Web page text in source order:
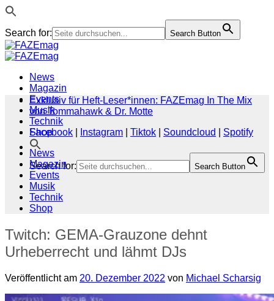
Search for: Search Button
Zum
Inhalt
News
Magazin
Events
Musik
Technik
Shop
Search for: Search Button
Exklusiv für Heft-Leser*innen: FAZEmag In The Mix
von Tommahawk & Dr. Motte
Facebook
Instagram Tiktok Soundcloud
Spotify
News
Magazin
Events
Musik
Technik
Shop
Twitch: GEMA-Grauzone dehnt
Urheberrecht und lähmt DJs
Veröffentlicht am 20. Dezember 2022 von Michael Scharsig